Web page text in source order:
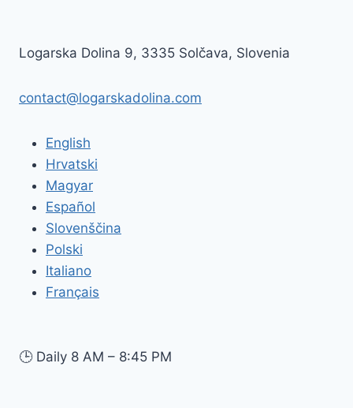
Logarska Dolina 9, 3335 Solčava, Slovenia
contact@logarskadolina.com
English
Hrvatski
Magyar
Español
Slovenščina
Polski
Italiano
Français
🕒 Daily 8 AM – 8:45 PM